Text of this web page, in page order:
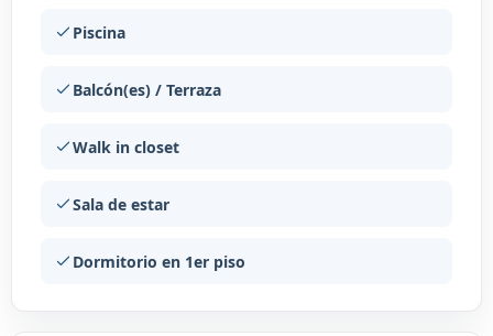
Piscina
Balcón(es) / Terraza
Walk in closet
Sala de estar
Dormitorio en 1er piso